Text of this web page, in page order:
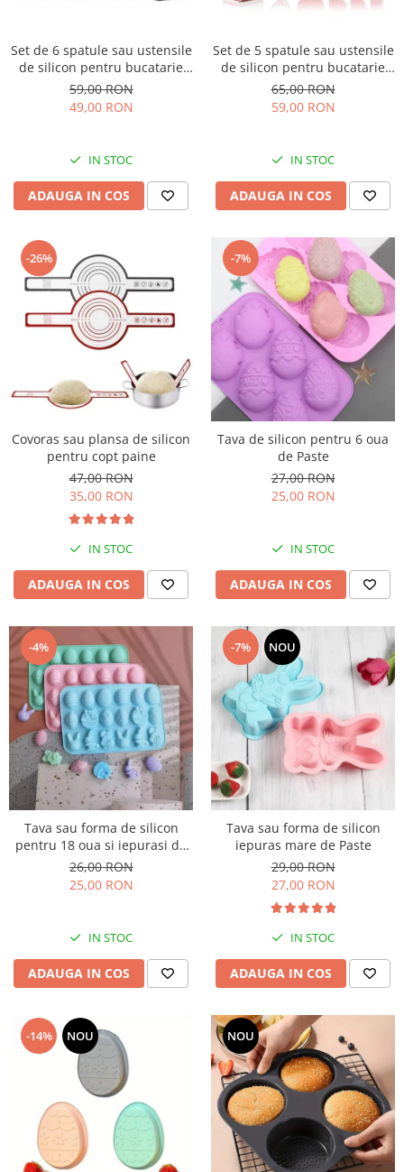
Set de 6 spatule sau ustensile
de silicon pentru bucatarie
rezistente la caldura
59,00 RON
49,00 RON
IN STOC
ADAUGA IN COS
Set de 5 spatule sau ustensile
de silicon pentru bucatarie
rezistente la caldura
65,00 RON
59,00 RON
IN STOC
ADAUGA IN COS
-26%
Covoras sau plansa de silicon
pentru copt paine
47,00 RON
35,00 RON
IN STOC
ADAUGA IN COS
-7%
Tava de silicon pentru 6 oua
de Paste
27,00 RON
25,00 RON
IN STOC
ADAUGA IN COS
-4%
Tava sau forma de silicon
pentru 18 oua si iepurasi de
Paste
26,00 RON
25,00 RON
IN STOC
ADAUGA IN COS
-7% NOU
Tava sau forma de silicon
iepuras mare de Paste
29,00 RON
27,00 RON
IN STOC
ADAUGA IN COS
-14% NOU NOU